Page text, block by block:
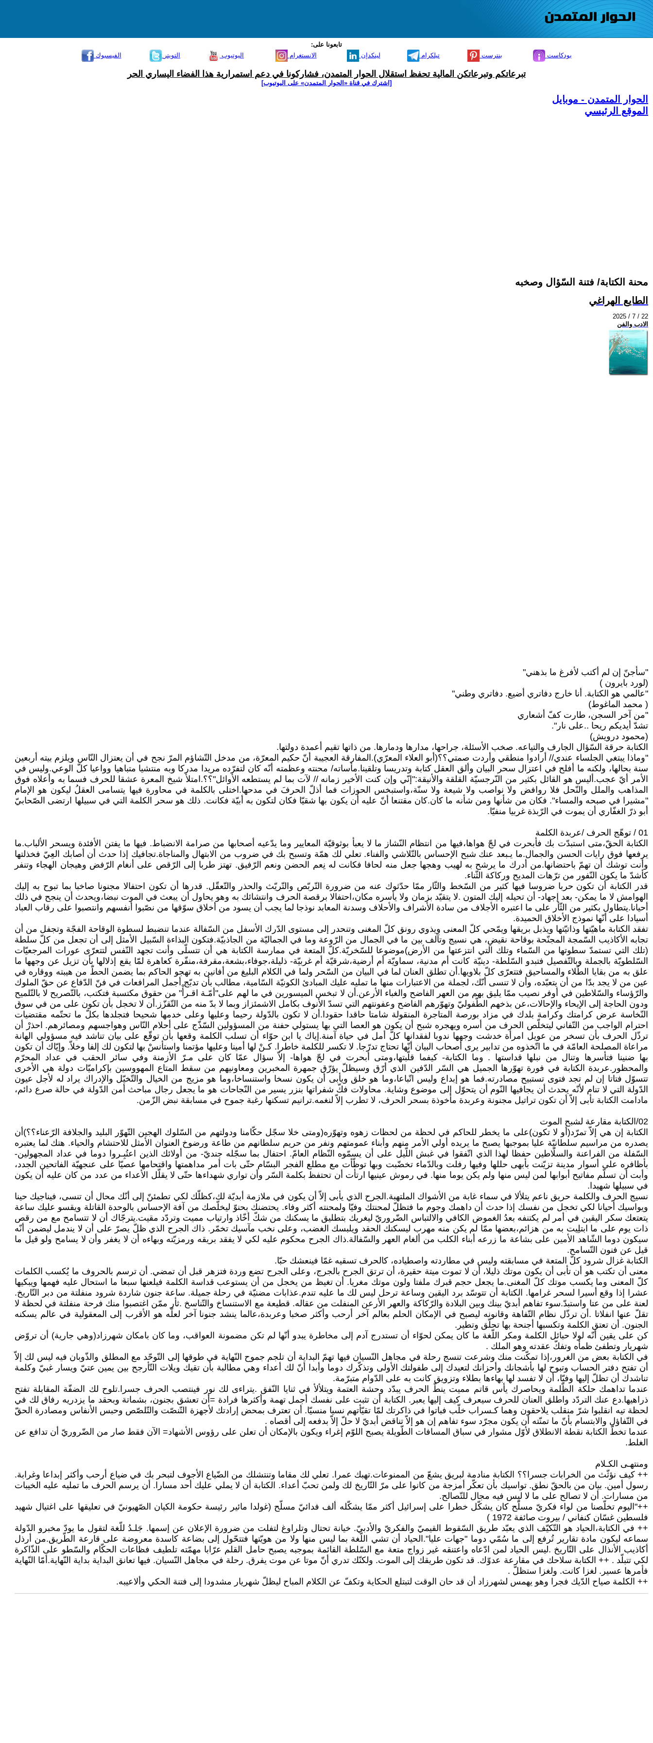
تابعونا على:
الفيسبوك
التويتر اليوتيوب الانستغرام لينكدإن تيلكرام بنترست بودكاست
تبرعاتكم وتبرعاتكن المالية تحفظ استقلال الحوار المتمدن، فشاركونا في دعم استمرارية هذا الفضاء اليساري الحر
[اشترك في قناة ‫«الحوار المتمدن» على اليوتيوب]
الحوار المتمدن - موبايل
الموقع الرئيسي
محنة الكتابة/ فتنة السّؤال وصخبه
الطايع الهراغي
2025 / 7 / 22
الادب والفن
"سأجنّ إن لم أكتب لأفرغ ما بذهني"
(لورد بايرون )
"عالمي هو الكتابة. أنا خارج دفاتري أضيع. دفاتري وطني"
( محمد الماغوط)
"من آخر السجن، طارت كفّ أشعاري
تشدّ أيديكم ريحا ..على نار".
(محمود درويش)
الكتابة حرقة السّؤال الجارف والتياعه. صخب الأسئلة، جراحها، مدارها ودمارها. من ذاتها تقيم أعمدة دولتها.
"وماذا يبتغي الجلساء عندي// أرادوا منطقي وأردت صمتي؟؟(أبو العلاء المعرّي).المفارقة العجيبة أنّ حكيم المعرّة، من مدخل التّشاؤم المرّ نجح في أن يعتزال النّاس ويلزم بيته أربعين
سنة بحالها، ولكنه ما أفلح في اعتزال سحر البيان وألق العقل كتابة وتدريسا وتلقينا.مأساته/ محنته وعظمته أنّه كان لتفرّده مريدا مدركا وبه منتشيا متباهيا وواعيا كلّ الوعي.وليس في
الأمر أيّ عجب.أليس هو القائل بكثير من النّرجسيّة القلقة والأنيقة:"إنّي وإن كنت الأخير زمانه // لآت بما لم يستطعه الأوائل"؟؟.امتلأ شيخ المعرة عشقا للحرف فسما به وأعلاه فوق
المذاهب والملل والنّحل فلا روافض ولا نواصب ولا شيعة ولا سنّة،واستبخس الحوزات فما أذلّ الحرفَ في مدحها.اختلى بالكلمة في محاورة فيها يتسامى العقلُ ليكون هو الإمام
"مشيرا في صبحه والمساء". فكان من شأنها ومن شأنه ما كان.كان مقتنعا أنّ عليه أن يكون بها شقيّا فكان لتكون به أبيّة فكانت. ذلك هو سحر الكلمة التي في سبيلها ارتضى الصّحابيّ
أبو ذرّ الغفّاري أن يموت في الرّبذة غربيا منفيّا.
01 / توهّج الحرف /عربدة الكلمة
الكتابة الحقّ،متى استبدّت بك فأبحرت في لجّ هواها،فيها من انتظام النّشاز ما لا يعبأ بوثوقيّة المعايير وما يدّعيه أصحابها من صرامة الانضباط. فيها ما يفتن الأفئدة ويسحر الألباب.ما
يرفعها فوق رايات الحسن والجمال.ما يـبعد عنك شبح الإحساس بالتّلاشي والفناء. تعلي لك همّة وتسبح بك في ضروب من الابتهال والمناجاة.تجافيك إذا حدث أن أصابك العِيّ فخذلتها
وأنت توشك أن تهمّ باحتضانها.من أدرك ما يرشح به لهيب وهجها جعل منه لحافا فكانت له نِعم الحضن ونعم الرّفيق. تهتز طربا إلى الرّقص على أنغام الرّفض وهيجان الهجاء وتنفر
كأشدّ ما يكون النّفور من ترّهات المديح وركاكة الثّناء.
قدر الكتابة أن تكون حربا ضروسا فيها كثير من السّخط والثّار ممّا حدّثوك عنه من ضرورة التّربّص والتّريّث والحذر والتّعقّل. قدرها أن تكون احتفالا مجنونا صاخبا بما تبوح به إليك
الهوامش لا ما يمكن- بعد إجهاد- أن تحيله إليك المتون .لا يتقيّد بزمان ولا يأسره مكان،احتفالا برقصة الحرف وانتشائك به وهو يحاول أن يبعث في الموت نبضا،ويحدث أن ينجح في ذلك
أحيانا.يتطاول بكثير من الثّأر على ما اعتبره الأجلاف من سادة الأشراف والأحلاف وسدنة المعابد نوذجا لما يجب أن يسود من أخلاق سوّقها من نصّبوا أنفسهم وانتصبوا على رقاب العباد
أسيادا على أنّها نموذج الأخلاق الحميدة.
تفقد الكتابة ماهيّتها وذاتيّتها ويذبل بريقها ويمّحي كلّ المعنى ويذوي رونق كلّ المغنى وتنحدر إلى مستوى الدّرك الأسفل من السّفالة عندما تنضبط لسطوة الوقاحة الفجّة وتجفل من أن
تجابه الأكاذيب السّمجة المجنّحة بوقاحة نقيضِ، هي نسيج وتآلف بين ما في الجمال من الرّوعة وما في الجماليّة من الجاذبيّة.فتكون البذاءة السّبيل الأمثل إلى أن تجعل من كلّ سلطة
(تلك التي تستمدّ سطوتها من السّماء وتلك التي انتزعتها من الأرض)موضوعا للسّخريّة.كلّ المتعة في ممارسة الكتابة هي أن تتسلّى وأنت تجهد النّفس لتتعرّى عورات المرجعيّات
السّلطويّة بالجملة وبالتّفصيل فتبدو السّلطة- دينيّة كانت أم مدنية، سماويّة أم أرضية،شرقيّة أم غربيّة- ذليلة،جوفاء،بشعة،مقرفة،منفّرة كعاهرة لمّا يقع إذلالها بأن تزيل عن وجهها ما
علق به من بقايا الطّلاء والمساحيق فتتعرّى كلّ بلاويها.أن تطلق العنان لما في البيان من السّحر ولما في الكلام البليغ من أفانين به تهجو الحاكم بما يضمن الحطّ من هيبته ووقاره في
عين من لا يجد بدّا من أن يتعبّده، وأن لا تنسى أنّك، لجملة من الاعتبارات منها ما تمليه عليك المبادئ الكونيّة السّامية، مطالب بأن تدبّج أجمل المرافعات في فنّ الدّفاع عن حقّ الملوك
والرّؤساء والسّلاطين في أوفر نصيب ممّا يليق بهم من العهر الفاضح والغباء الأرعن.أن لا تبخس الميسورين في ما لهم على"أمّـة اقـرأْ" من حقوق مكتسبة فتكتب، بالتّصريح لا بالتّلميح
ودون الحاجة إلى الإيحاء والإحالات،عن بذخهم الطّفوليّ وتهوّرهم الفاضح وعفونتهم التي تسدّ الأنوف بكامل الاشمئزاز وبما لا بدّ منه من التّقزّز.أن لا تخجل بأن تكون على من في سوق
النّخاسة عرض كرامتك وكرامة بلدك في مزاد بورصة المتاجرة المنقولة شامتا حاقدا حقودا.أن لا تكون بالدّولة رحيما وعليها وعلى خدمها شحيحا فتجلدها بكلّ ما تحتّمه مقتضيات
احترام الواجب من التّفاني ليتخلّص الحرف من أسره ويهجره شبح أن يكون هو العصا التي بها يستولي حفنة من المسؤولين السّذّج على أحلام النّاس وهواجسهم ومصائرهم. احذرْ أن
ترذّل الحرف بأن تسخر من عويل امرأة خدشت وجهها ندوبا لفقدانها كلّ أمل في حياة آمنة.إياك يا ابن حوّاء أن تسلب الكلمة وقعها بأن توقّع على بيان تناشد فيه مسؤولي الهانة
مراعاة المصلحة العامّة في ما اتّخذوه من تدابير يرى أصحاب البيان أنّها تحتاج تدرّجا. لا تكسر للكلمة خاطرا. كـنْ لها أمينا وعليها مؤتمنا واستأنسْ بها لتكون لك إلفا وخلاّ. وإيّاك أن تكون
بها ضنينا فتأسرها وتنال من نبلها قداستها . وما الكتابة- كيفما قلّبتها،ومتى أبحرت في لجّ هواها- إلاّ سؤال عمّا كان على مـرّ الأزمنة وفي سائر الحقب في عداد المحرّم
والمحظور.عربدة الكتابة في فورة تهوّرها الجميل هي السّر الدّفين الذي أرّق وسيظلّ يؤرّق جمهرة المخبرين ومعاونيهم من سقط المتاع المهووسين بإكراميّات دولة هي الأخرى
تتسوّل فتاتا إن لم تجد فتوى تستبيح مصادرته.فما هو إبداع وليس اتّباعا،وما هو خلق ويأبى أن يكون نسخا واستنساخا،وما هو مزيج من الخيال والتّخيّل والإدراك يراد له لأجل عيون
الدّولة التي لا تنام لأنّه يحدث أن يجافيها النّوم أن يتحوّل إلى موضوع وشاية. محاولات فكّ شفراتها بنزر يسير من النّجاحات هو ما يجعل رجال مباحث أمن الدّولة في حالة صرع دائم،
مادامت الكتابة تأبى إلاّ أن تكون تراتيل مجنونة وعربدة مأخوذة بسحر الحرف، لا تطرب إلاّ لنغمه.ترانيم تسكنها رغبة جموح في مسابقة نبض الزّمن.
02/الكتابة مقارعة لشبح الموت
الكتابة إن هي إلاّ تمرّد(أو لا تكون)على ما يخطر للحاكم في لحظة من لحظات زهوه وتهوّره(ومتى خلا سجّل حكّامنا ودولتهم من السّلوك الهجين التّهوّر البليد والجلافة الرّعناء؟؟)أن
يصدره من مراسيم سلطانيّة عليا بموجبها يصبح ما يريده أولي الأمر منهم وأبناء عمومتهم ونفر من حريم سلطانهم من طاعة ورضوخ العنوان الأمثل للاحتشام والحياء. هتك لما يعتبره
السّفلة من الفراعنة والسلّاطين حفظا لهذا الذي اتّفقوا في غبش اللّيل على أن يسمّوه النّظام العامّ. احتفال بما سجّله جنديّ- من أولائك الذين اعتُبِـروا دوما في عداد المجهولين-
بأظافره على أسوار مدينة تزيّنت بأبهى حللها وفيها رفلت وبالدّماء تخضّبت وبها توظّأت مع مطلع الفجر البسّام حتّى بات أمر مداهمتها واقتحامها عصيّا على عنجهيّة الفاتحين الجدد،
وأبت أن تسلّم مفاتيح أبوابها لمن ليس منها ولم يكن يوما منها. في رموش عينيها ارتأت أن تحتفظ بكلمة السّر وأن تواري شهداءها حتّى لا يقلّل الأعداء من عدد من كان عليه أن يكون
في سبيلها شهيدا.
نسيج الحرف والكلمة حريق ناعم يتلألا في سماء غابة من الأشواك الملتهبة.الجرح الذي يأبى إلاّ أن يكون في ملازمة أبديّة لك،كظلّك لكي تطمئنّ إلى أنّك محال أن تنسى، فيناجيك حينا
ويواسيك أحيانا لكي تخجل من نفسك إذا حدث أن داهمك وجوم ما فتظلّ لمحنتك وفيّا ولمحنته أكثر وفاء. يحتضنك بحنوّ ليخلّصك من آفة الإحساس بالوحدة القاتلة ويقسو عليك ساعة
يتعتعك سكر اليقين في أمر لم يكتنفه بعدُ الغموض الكافي والالتباس الضّروريّ ليغريك بتطليق ما يسكنك من شكّ أخّاذ وارتياب مميت وتردّد مقيت.يترجّاك أن لا تتسامح مع من رقص
ذات يوم على ما ابتلِيت به من هزائم،بعضها ممّا لم يكن منه مهرب ليسكنك الحقد ويلبسك الغضب، وعلى نخب مآسيك تخمّر. ذاك الجرح الذي ظلّ يصرّ على أن لا يندمل ليضمن أنّه
سيكون دوما الشّاهد الأمين على بشاعة ما زرعه أبناء الكلب من ألغام العهر والسّفالة.ذاك الجرح محكوم عليه لكي لا يفقد بريقه ورمزيّته وبهاءه أن لا يغفر وأن لا يسامح ولو قيل ما
قيل عن فنون التّسامح.
الكتابة غزال شرود كلّ المتعة في مسابقته وليس في مطاردته واصطياده، كالحرف تسقيه غمّا فينعشك حبّا.
معنى أن تكتب هو أن تأبى أن يكون موتك ذليلا، أن لا تموت ميتة حقيرة، أن ترتق الجرح بالجرج، وعلى الجرح تضع وردة فتزهر قبل أن تمضي. أن ترسم بالحروف ما يُكسب الكلمات
كلّ المعنى وما يكسب موتك كلّ المغنى.ما يجعل حجم قبرك ملفتا ولون موتك مغريا. أن تغيظ من يخجل من أن يستوعب قداسة الكلمة فيلعنها سبعا ما استحال عليه فهمها ويبكيها
عشرا إذا وقع أسيرا لسحر غرامها. الكتابة أن تتوسّد برد اليقين وساعة ترحل ليس لك ما عليه تندم.عذابات مضنيّة في رحلة جميلة. ساعة جنون شاردة شرود منفلتة من دبر التّاريخ.
لعنة على من عتا واستبدّ.سوء تفاهم أبديّ بينك وبين البلادة والرّكاكة والعهر الأرعن المنفلت من عقاله. قطيعة مع الاستنساخ والتّناسخ .ثأر ممّن اغتصبوا منك فرحة منفلتة في لحظة لا
تقلّ عنها انفلاتا .أن ترذّل نظام التّفاهة وقانونه ليصبح في الإمكان الحلم بعالم آخر أرحب وأكثر صخبا وعربدة،عالما ينشد جنونا آخر لعلّه هو الأقرب إلى المعقولية في عالم يسكنه
الجنون. أن تعتق الكلمة وتكسبها أجنحة بها تحلّق وتطير.
كن على يقين أنّه لولا حبائل الكلمة ومكر اللّغة ما كان يمكن لحوّاء أن تستدرج آدم إلى مخاطرة يبدو أنّها لم تكن مضمونة العواقب، وما كان بامكان شهرزاد(وهي جارية) أن تروّض
شهريار وتطفئ ظمأه وتفكّ عقدته وهو الملك .
في الكتابة بعض من الغرور،إذا تمكّنت منك وشرعت تنسج رحلة في مجاهل النّسيان فيها تهمّ البداية أن تلجم جموح النّهاية في طوقها إلى التّوحّد مع المطلق والذّوبان فيه ليس لك إلاّ
أن تفتح دفتر الحساب وتبوح لها بأشجانك وأحزانك لتعيدك إلى طفولتك الأولى وتذكّرك دوما وأبدا أنّ لك أعداء وهي مطالبة بأن تقيك ويلات التّأرجح بين يمين عتيّ ويسار غبيّ وكلمة
تناشدك أن تظلّ إليها وفيّا، أن لا تفسد لها بهاءها بطلاء وتزويق كانت به على الدّوام متبرّمة.
عندما تداهمك حلكة الظّلمة ويحاصرك يأس قاتم مميت ينطّ الحرف يبدّد وحشة العتمة ويتلألأ في ثنايا النّفق .يتراءى لك نور فينتصب الحرف جسرا.تلوح لك الضفّة المقابلة تفتح
ذراهيها.دع عنك التردّد واطلق العنان للحرف سيعرف كيف إليها يعبر. الكتابة أن تثبت على نفسك أجمل تهمة وأكثرها فرادة =أن تعشق بجنون، بشماتة وبحقد ما يزدريه رفاق لك في
لحظة تيه انقلبوا شرّ منقلب يلاحقون وهما كـسراب خلّب فباتوا في ذاكرتك لمّا تقيّأتهم نسيا منسيّا. أن تعترف بمحض إرادتك لأجهزة التّنصّت والتّلصّص وحبس الأنفاس ومصادرة الحقّ
في التّفاؤل والابتسام بأنّ ما تمنّته أن يكون مجرّد سوء تفاهم إن هو إلاّ تناقض أبديّ لا حلّ إلاّ بدفعه إلى أقصاه .
عندما تخطّ الكتابة نقطة الانطلاق لأوّل مشوار في سباق المسافات الطّويلة يصبح اللوّم إغراء ويكون بالإمكان أن تعلن على رؤوس الأشهاد= الآن فقط صار من الضّروريّ أن تدافع عن
الغلط.
ومنتهـى الكـلام
++ كيف نؤثّث من الخرابات جسرا؟؟ الكتابة منادمة لبريق يشعّ من الممنوعات.تهبك عمرا. تعلي لك مقاما وتنتشلك من الضّياع الأجوف لتبحر بك في ضياع أرحب وأكثر إبداعا وغرابة.
رسول أمين. بيان من بالحقّ نطق. تواسيك بأن تعكّر أمزجة من كانوا على مرّ التّاريخ لك ولمن تحبّ أعداء. الكتابة أن لا يملي عليك أحد مسارا. أن يرسم الحرف ما تمليه عليه الخيبات
من مسارات. أن لا تصالح على ما لا ليس فيه مجال للتّصالح.
++"اليوم تخلّصنا من لواء فكريّ مسلّح كان يشكّل خطرا على إسرائيل أكثر ممّا يشكّله ألف فدائيّ مسلّح (غولدا مائير رئيسة حكومة الكيان الصّهيونيّ في تعليقها على اغتيال شهيد
فلسطين غسّان كنفاني / بيروت صائفة 1972 )
++ في الكتابة،الحياد هو التّكيّف الذي يعبّد طريق السّقوط القيميّ والفكريّ والأدبيّ. خيانة تحتال وتلراوغ لتفلت من ضرورة الإعلان عن إسمها. جَلـدُ للّغة لتقول ما يودّ مخبرو الدّولة
سماعه ليكون مادة تقارير تُرفع إلى ما سُمّي دوما "جهات عليا".الحياد أن تشي اللّغة بما ليس منها ولا من هويّتها فتتحّول إلى بضاعة كاسدة معروضة على قارعة الطّريق.من أرذل
أكاذيب الأنذال على التّاريخ .ليس الحياد لمن ادّعاه واعتنقه غير زواج متعة مع السّلطة القائمة بموجبه يصبح حامل القلم عرّابا مهمّته تلطيف فظاعات الحكّام والسّطو على الذّاكرة
لكي تتبلّد . ++ الكتابة سلاحك في مقارعة عدوّك. قد تكون طريقك إلى الموت. ولكنّك تدري أنّ موتا عن موت يفرق. رحلة في مجاهل النّسيان. فيها تعانق البداية بداية النّهاية.أمّا النّهاية
فأمرها عسير. لغزا كانت. ولغزا ستظلّ .
++ الكلمة صياح الدّيك فجرا وهو يهمس لشهرزاد أن قد حان الوقت لتبتلع الحكاية وتكفّ عن الكلام المباح ليظلّ شهريار مشدودا إلى فتنة الحكي وألاعيبه.